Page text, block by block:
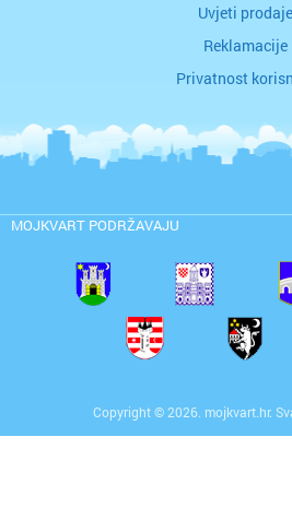
Uvjeti prodaje
Reklamacije
Privatnost
MOJKVART PODRŽAVAJU
Copyright © 2026. mojkvart.hr.